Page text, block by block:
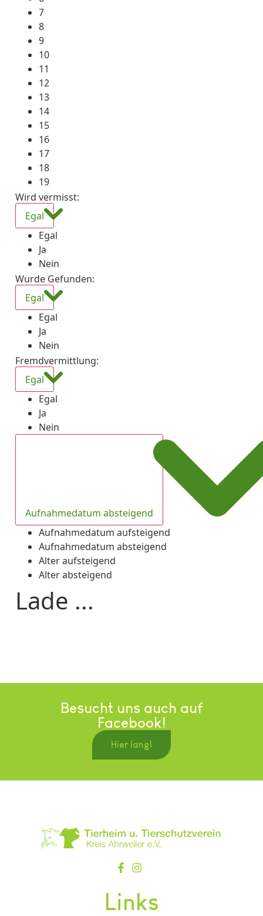
7
8
9
10
11
12
13
14
15
16
17
18
19
Wird vermisst:
Egal
Egal
Ja
Nein
Wurde Gefunden:
Egal
Egal
Ja
Nein
Fremdvermittlung:
Egal
Egal
Ja
Nein
Aufnahmedatum absteigend
Aufnahmedatum aufsteigend
Aufnahmedatum absteigend
Alter aufsteigend
Alter absteigend
Lade ...
Besucht uns auch auf
Facebook!
Hier lang!
Links